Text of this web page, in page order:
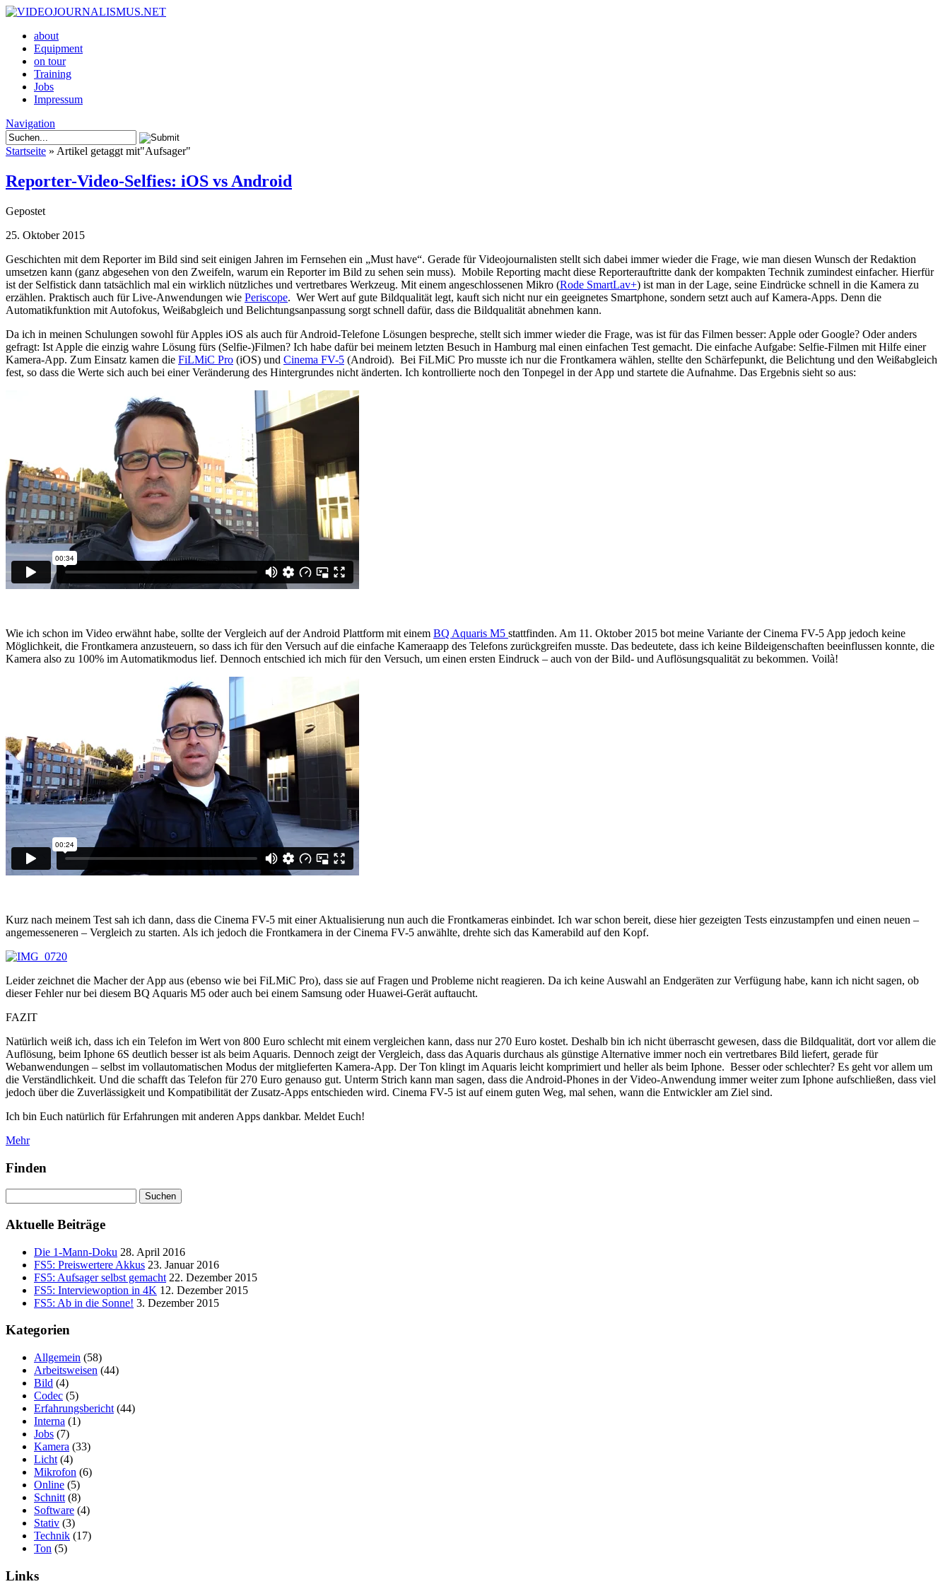
about
Equipment
on tour
Training
Jobs
Impressum
Navigation
Startseite » Artikel getaggt mit"Aufsager"
Reporter-Video-Selfies: iOS vs Android
Gepostet
25. Oktober 2015
Geschichten mit dem Reporter im Bild sind seit einigen Jahren im Fernsehen ein „Must have“. Gerade für Videojournalisten stellt sich dabei immer wieder die Frage, wie man diesen Wunsch der Redaktion
umsetzen kann (ganz abgesehen von den Zweifeln, warum ein Reporter im Bild zu sehen sein muss). Mobile Reporting macht diese Reporterauftritte dank der kompakten Technik zumindest einfacher. Hierfür
ist der Selfistick dann tatsächlich mal ein wirklich nützliches und vertretbares Werkzeug. Mit einem angeschlossenen Mikro (Rode SmartLav+) ist man in der Lage, seine Eindrücke schnell in die Kamera zu
erzählen. Praktisch auch für Live-Anwendungen wie Periscope. Wer Wert auf gute Bildqualität legt, kauft sich nicht nur ein geeignetes Smartphone, sondern setzt auch auf Kamera-Apps. Denn die
Automatikfunktion mit Autofokus, Weißabgleich und Belichtungsanpassung sorgt schnell dafür, dass die Bildqualität abnehmen kann.
Da ich in meinen Schulungen sowohl für Apples iOS als auch für Android-Telefone Lösungen bespreche, stellt sich immer wieder die Frage, was ist für das Filmen besser: Apple oder Google? Oder anders
gefragt: Ist Apple die einzig wahre Lösung fürs (Selfie-)Filmen? Ich habe dafür bei meinem letzten Besuch in Hamburg mal einen einfachen Test gemacht. Die einfache Aufgabe: Selfie-Filmen mit Hilfe einer
Kamera-App. Zum Einsatz kamen die FiLMiC Pro (iOS) und Cinema FV-5 (Android). Bei FiLMiC Pro musste ich nur die Frontkamera wählen, stellte den Schärfepunkt, die Belichtung und den Weißabgleich
fest, so dass die Werte sich auch bei einer Veränderung des Hintergrundes nicht änderten. Ich kontrollierte noch den Tonpegel in der App und startete die Aufnahme. Das Ergebnis sieht so aus:
Wie ich schon im Video erwähnt habe, sollte der Vergleich auf der Android Plattform mit einem BQ Aquaris M5 stattfinden. Am 11. Oktober 2015 bot meine Variante der Cinema FV-5 App jedoch keine
Möglichkeit, die Frontkamera anzusteuern, so dass ich für den Versuch auf die einfache Kameraapp des Telefons zurückgreifen musste. Das bedeutete, dass ich keine Bildeigenschaften beeinflussen konnte, die
Kamera also zu 100% im Automatikmodus lief. Dennoch entschied ich mich für den Versuch, um einen ersten Eindruck – auch von der Bild- und Auflösungsqualität zu bekommen. Voilà!
Kurz nach meinem Test sah ich dann, dass die Cinema FV-5 mit einer Aktualisierung nun auch die Frontkameras einbindet. Ich war schon bereit, diese hier gezeigten Tests einzustampfen und einen neuen –
angemesseneren – Vergleich zu starten. Als ich jedoch die Frontkamera in der Cinema FV-5 anwählte, drehte sich das Kamerabild auf den Kopf.
Leider zeichnet die Macher der App aus (ebenso wie bei FiLMiC Pro), dass sie auf Fragen und Probleme nicht reagieren. Da ich keine Auswahl an Endgeräten zur Verfügung habe, kann ich nicht sagen, ob
dieser Fehler nur bei diesem BQ Aquaris M5 oder auch bei einem Samsung oder Huawei-Gerät auftaucht.
FAZIT
Natürlich weiß ich, dass ich ein Telefon im Wert von 800 Euro schlecht mit einem vergleichen kann, dass nur 270 Euro kostet. Deshalb bin ich nicht überrascht gewesen, dass die Bildqualität, dort vor allem die
Auflösung, beim Iphone 6S deutlich besser ist als beim Aquaris. Dennoch zeigt der Vergleich, dass das Aquaris durchaus als günstige Alternative immer noch ein vertretbares Bild liefert, gerade für
Webanwendungen – selbst im vollautomatischen Modus der mitglieferten Kamera-App. Der Ton klingt im Aquaris leicht komprimiert und heller als beim Iphone. Besser oder schlechter? Es geht vor allem um
die Verständlichkeit. Und die schafft das Telefon für 270 Euro genauso gut. Unterm Strich kann man sagen, dass die Android-Phones in der Video-Anwendung immer weiter zum Iphone aufschließen, dass viel
jedoch über die Zuverlässigkeit und Kompatibilität der Zusatz-Apps entschieden wird. Cinema FV-5 ist auf einem guten Weg, mal sehen, wann die Entwickler am Ziel sind.
Ich bin Euch natürlich für Erfahrungen mit anderen Apps dankbar. Meldet Euch!
Mehr
Finden
nach:
Aktuelle Beiträge
Die 1-Mann-Doku 28. April 2016
FS5: Preiswertere Akkus 23. Januar 2016
FS5: Aufsager selbst gemacht 22. Dezember 2015
FS5: Interviewoption in 4K 12. Dezember 2015
FS5: Ab in die Sonne! 3. Dezember 2015
Kategorien
Allgemein (58)
Arbeitsweisen (44)
Bild (4)
Codec (5)
Erfahrungsbericht (44)
Interna (1)
Jobs (7)
Kamera (33)
Licht (4)
Mikrofon (6)
Online (5)
Schnitt (8)
Software (4)
Stativ (3)
Technik (17)
Ton (5)
Links